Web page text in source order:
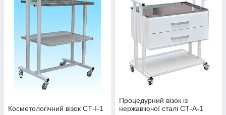
Косметологічний візок СТ-I-1
Процедурний візок із
нержавіючої сталі СТ-А-1